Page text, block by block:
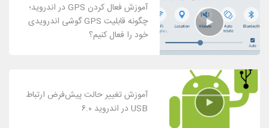
آموزش فعال کردن GPS در اندروید؛
چگونه قابلیت GPS گوشی اندرویدی
خود را فعال کنیم؟
آموزش تغییر حالت پیش‌فرض ارتباط
USB در اندروید ۶.۰